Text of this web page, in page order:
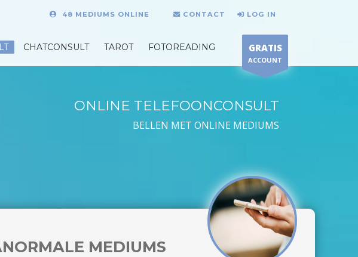
48 MEDIUMS ONLINE CONTACT LOG IN
CHATCONSULT TAROT FOTOREADING GRATIS
ACCOUNT
ONLINE TELEFOONCONSULT
BELLEN MET ONLINE MEDIUMS
MEDIUMS